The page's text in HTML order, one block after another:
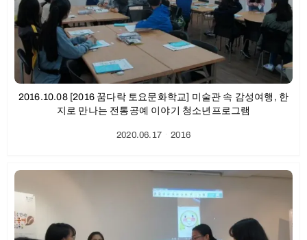
2016.10.08 [2016 꿈다락 토요문화학교] 미술관 속 감성여행, 한
지로 만나는 전통공예 이야기 청소년프로그램
2020.06.17ㆍ2016